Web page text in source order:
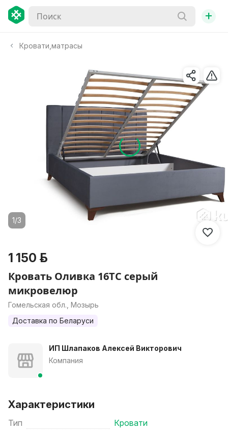
+
Кровати,матрасы
1/3
1 150 р.
Кровать Оливка 16ТС серый
микровелюр
Гомельская обл., Мозырь
Доставка по Беларуси
ИП Шлапаков Алексей Викторович
Компания
Характеристики
Тип
Кровати